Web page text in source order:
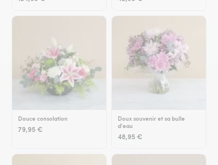
Douce consolation
79,95 €
Doux souvenir et sa bulle
d'eau
48,95 €